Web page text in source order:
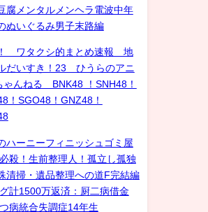
腐メンタルメンヘラ電波中年
ぬいぐるみ男子末路編
ワタクシ的まとめ速報 地
だいすき！23 ひうらのアニ
ゃんねる BNK48 ！SNH48！
！SGO48！GNZ48！
ハーニーフィニッシュゴミ屋
殺！生前整理人！孤立し孤独
清掃・遺品整理への道F完結編
計1500万返済：厨二病借金
病統合失調症14年生